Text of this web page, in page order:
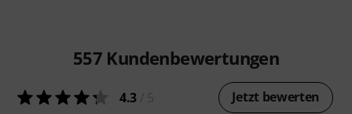
557 Kundenbewertungen
4.3 Jetzt bewerten